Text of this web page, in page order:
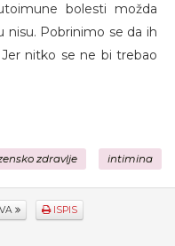
bolesti možda
nisu. Pobrinimo se da ih
nitko se ne bi trebao
zdravlje intimina
ISPIS